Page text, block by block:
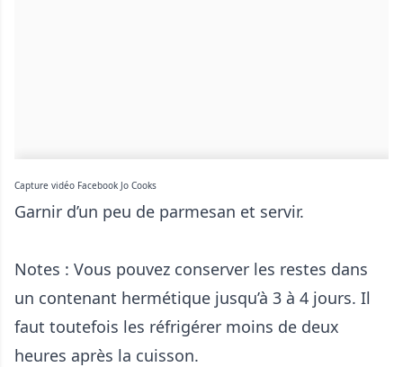
Capture vidéo Facebook Jo Cooks
Garnir d’un peu de parmesan et servir.
Notes : Vous pouvez conserver les restes dans
un contenant hermétique jusqu’à 3 à 4 jours. Il
faut toutefois les réfrigérer moins de deux
heures après la cuisson.